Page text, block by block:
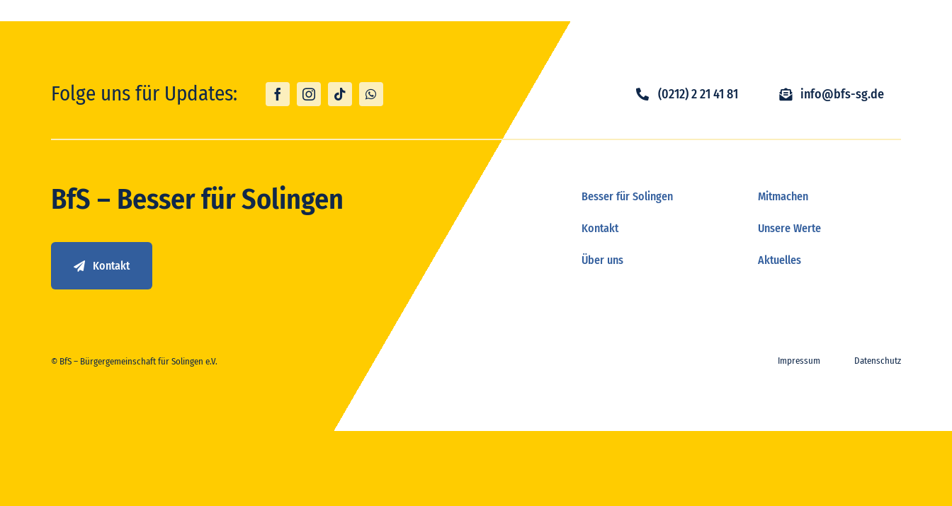
Folge uns für Updates: (0212) 2 21 41 81 info@bfs-sg.de
BfS – Besser für Solingen
Kontakt
Besser für Solingen
Kontakt
Über uns
Mitmachen
Unsere Werte
Aktuelles
© BfS – Bürgergemeinschaft für Solingen e.V. Impressum Datenschutz